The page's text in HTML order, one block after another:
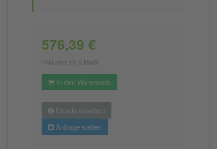
576,39 €
*inklusive 19 % MwSt.
In den Warenkorb
Details ansehen
Anfrage stellen